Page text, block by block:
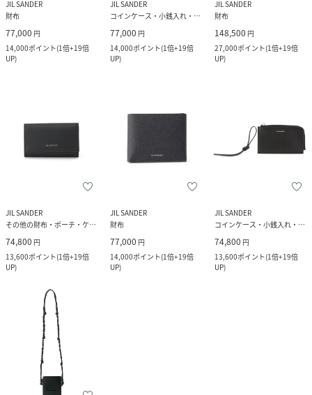
JIL SANDER
財布
77,000 円
14,000ポイント(1倍+19倍
UP)
JIL SANDER
コインケース・小銭入れ・札入れ
77,000 円
14,000ポイント(1倍+19倍
UP)
JIL SANDER
財布
148,500 円
27,000ポイント(1倍+19倍
UP)
JIL SANDER
その他の財布・ポーチ・ケース
74,800 円
13,600ポイント(1倍+19倍
UP)
JIL SANDER
財布
77,000 円
14,000ポイント(1倍+19倍
UP)
JIL SANDER
コインケース・小銭入れ・札入れ
74,800 円
13,600ポイント(1倍+19倍
UP)